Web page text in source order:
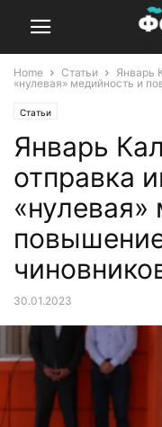
Home Статьи
Январь
«нулевая» медийность и
Статьи
Январь
отправка
30.01.2023